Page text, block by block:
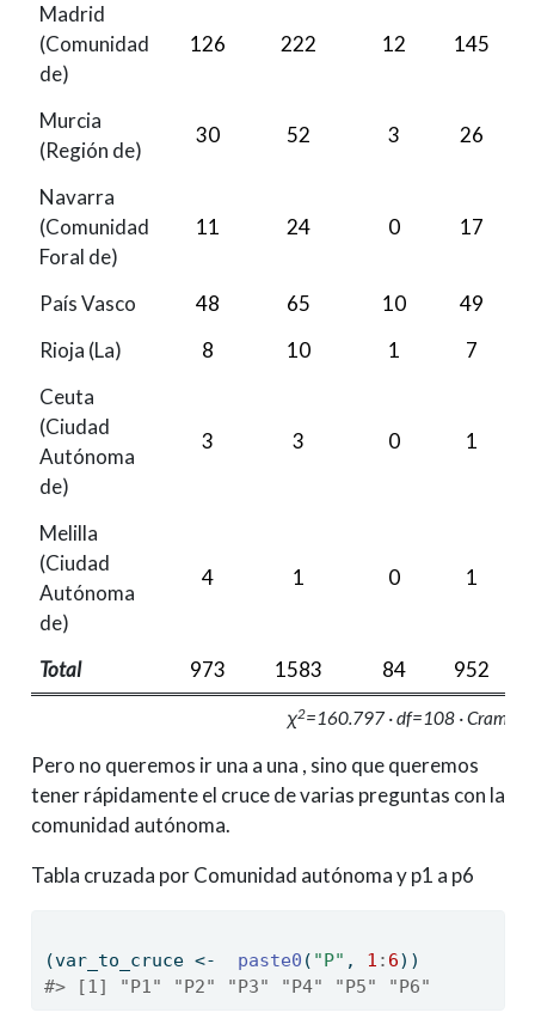
Madrid
(Comunidad
de)
126 222 12 145
Murcia
(Región de)
30 52 3 26
Navarra
(Comunidad
Foral de)
11 24 0 17
País Vasco 48 65 10 49
Rioja (La)
8 10 1 7
Ceuta
(Ciudad
Autónoma
de)
3 3 0 1
Melilla
(Ciudad
Autónoma
de)
4 1 0 1
Total 973 1583 84 952
χ2=160.797 · df=108 ·
Pero no queremos ir una a una , sino que queremos
tener rápidamente el cruce de varias preguntas con la
comunidad autónoma.
Tabla cruzada por Comunidad autónoma y p1 a p6
(var_to_cruce <- paste0 ( "P" , 1 : 6))
#> [1] "P1" "P2" "P3" "P4" "P5" "P6"